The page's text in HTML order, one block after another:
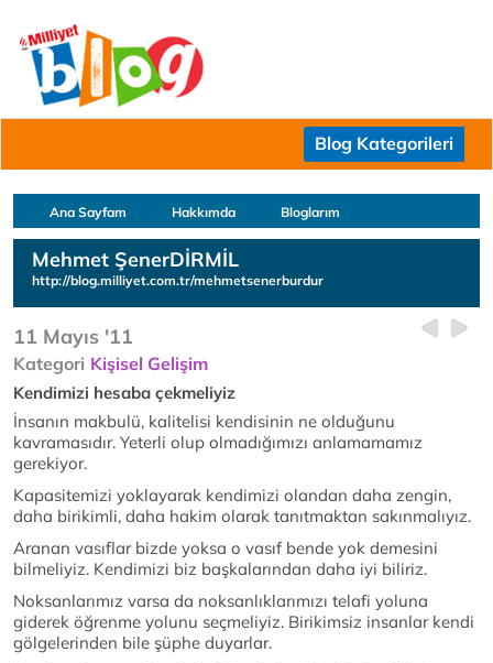
Blog Kategorileri
Ana Sayfam Hakkımda Bloglarım
Mehmet ŞenerDİRMİL
http://blog.milliyet.com.tr/mehmetsenerburdur
11 Mayıs '11
Kategori Kişisel Gelişim
Kendimizi hesaba çekmeliyiz
İnsanın makbulü, kalitelisi kendisinin ne olduğunu
kavramasıdır. Yeterli olup olmadığımızı anlamamamız
gerekiyor.
Kapasitemizi yoklayarak kendimizi olandan daha zengin,
daha birikimli, daha hakim olarak tanıtmaktan sakınmalıyız.
Aranan vasıflar bizde yoksa o vasıf bende yok demesini
bilmeliyiz. Kendimizi biz başkalarından daha iyi biliriz.
Noksanlarımız varsa da noksanlıklarımızı telafi yoluna
giderek öğrenme yolunu seçmeliyiz. Birikimsiz insanlar kendi
gölgelerinden bile şüphe duyarlar.